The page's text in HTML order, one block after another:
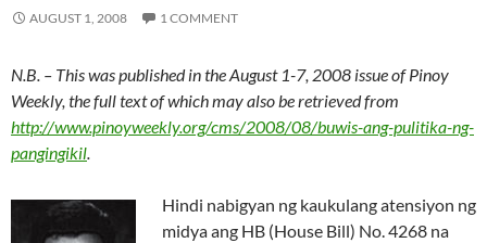
AUGUST 1, 2008 1 COMMENT
N.B. – This was published in the August 1-7, 2008 issue of Pinoy
Weekly, the full text of which may also be retrieved from
http://www.pinoyweekly.org/cms/2008/08/buwis-ang-pulitika-ng-
pangingikil.
Hindi nabigyan ng kaukulang atensiyon ng
midya ang HB (House Bill) No. 4268 na